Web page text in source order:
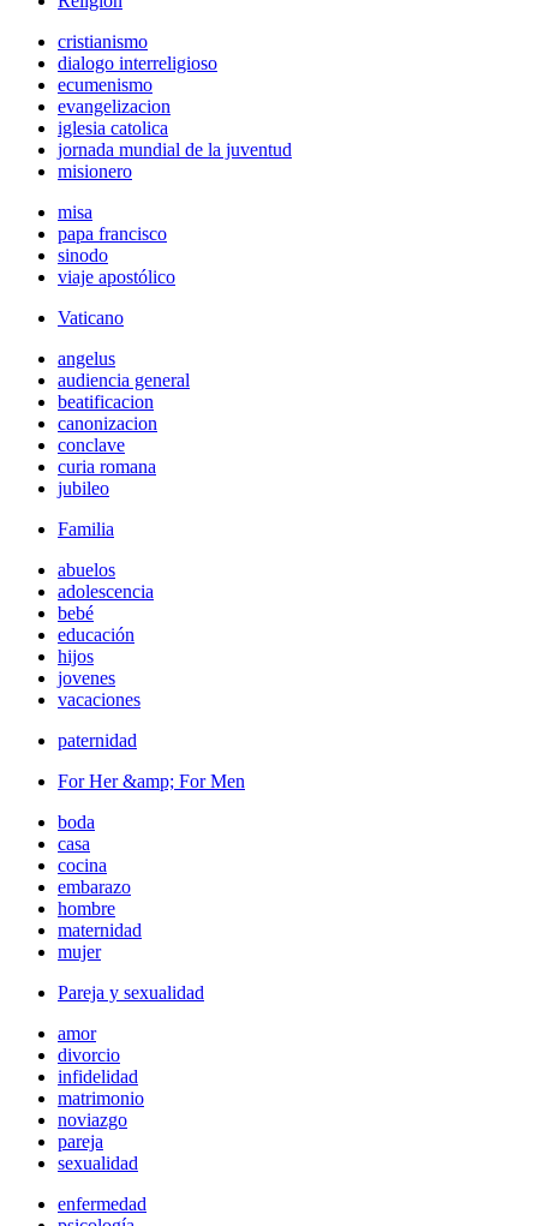
cristianismo
dialogo interreligioso
ecumenismo
evangelizacion
iglesia catolica
jornada mundial de la juventud
misionero
misa
papa francisco
sinodo
viaje apostólico
Vaticano
angelus
audiencia general
beatificacion
canonizacion
conclave
curia romana
jubileo
Familia
abuelos
adolescencia
bebé
educación
hijos
jovenes
vacaciones
paternidad
For Her &amp; For Men
boda
casa
cocina
embarazo
hombre
maternidad
mujer
Pareja y sexualidad
amor
divorcio
infidelidad
matrimonio
noviazgo
pareja
sexualidad
enfermedad